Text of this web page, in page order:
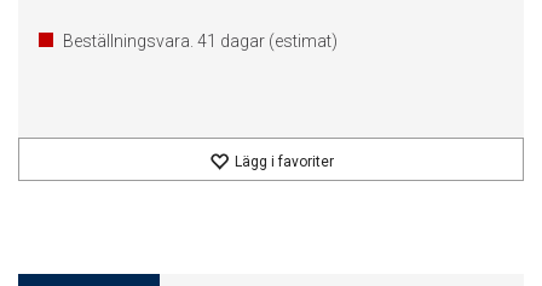
Beställningsvara. 41 dagar (estimat)
Lägg i favoriter